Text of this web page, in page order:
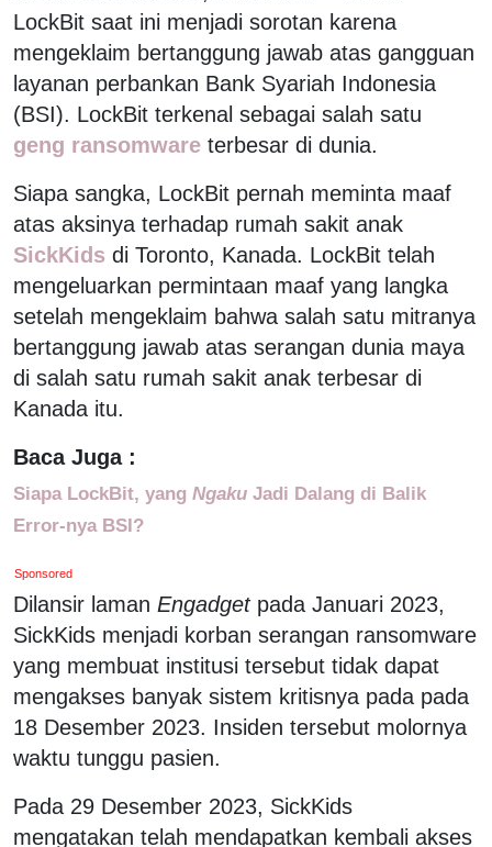
LockBit saat ini menjadi sorotan karena
mengeklaim bertanggung jawab atas gangguan
layanan perbankan Bank Syariah Indonesia
(BSI). LockBit terkenal sebagai salah satu
geng ransomware terbesar di dunia.
Siapa sangka, LockBit pernah meminta maaf
atas aksinya terhadap rumah sakit anak
SickKids di Toronto, Kanada. LockBit telah
mengeluarkan permintaan maaf yang langka
setelah mengeklaim bahwa salah satu mitranya
bertanggung jawab atas serangan dunia maya
di salah satu rumah sakit anak terbesar di
Kanada itu.
Baca Juga :
Siapa LockBit, yang Ngaku Jadi Dalang di Balik
Error-nya BSI?
Sponsored
Dilansir laman Engadgetpada Januari 2023,
SickKids menjadi korban serangan ransomware
yang membuat institusi tersebut tidak dapat
mengakses banyak sistem kritisnya pada pada
18 Desember 2023. Insiden tersebut molornya
waktu tunggu pasien.
Pada 29 Desember 2023, SickKids
mengatakan telah mendapatkan kembali akses